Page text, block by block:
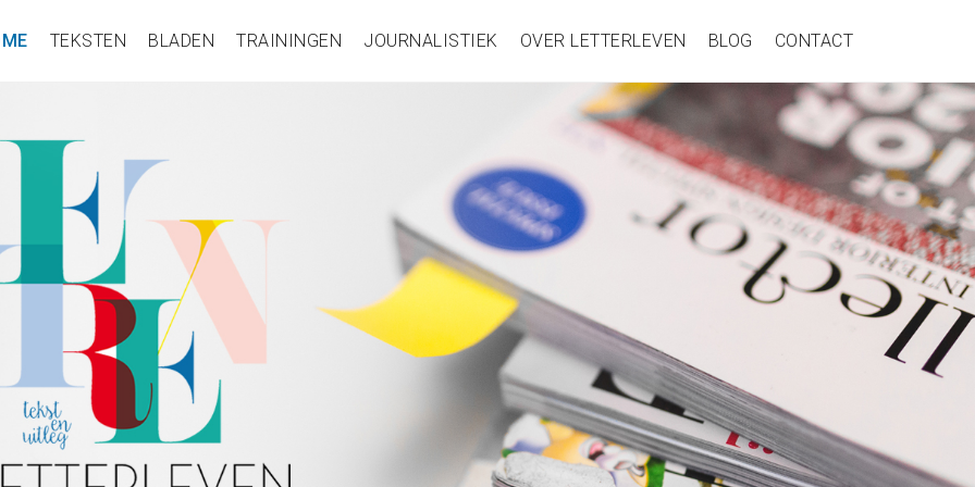
TEKSTEN BLADEN TRAININGEN JOURNALISTIEK OVER LETTERLEVEN BLOG CONTACT